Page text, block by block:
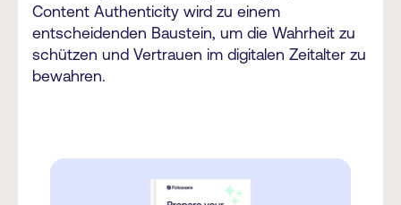
Content Authenticity wird zu einem
entscheidenden Baustein, um die Wahrheit zu
schützen und Vertrauen im digitalen Zeitalter zu
bewahren.